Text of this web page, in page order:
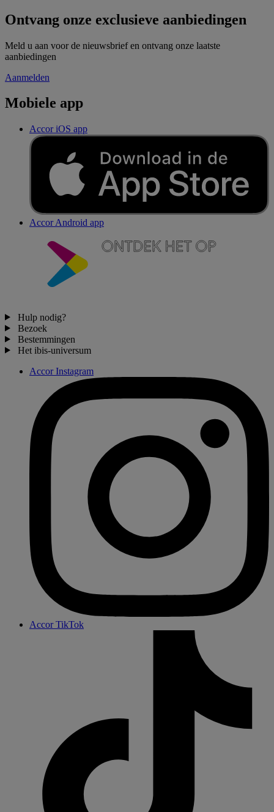
Ontvang onze exclusieve aanbiedingen
Meld u aan voor de nieuwsbrief en ontvang onze laatste
aanbiedingen
Aanmelden
Mobiele app
Accor iOS app
Accor Android app
Hulp nodig?
Bezoek
Bestemmingen
Het ibis-universum
Accor Instagram
Accor TikTok